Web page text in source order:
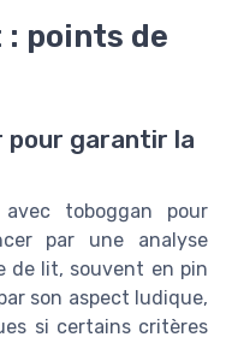
points de
pour garantir la
toboggan pour
par une analyse
de lit, souvent en pin
son aspect ludique,
si certains critères